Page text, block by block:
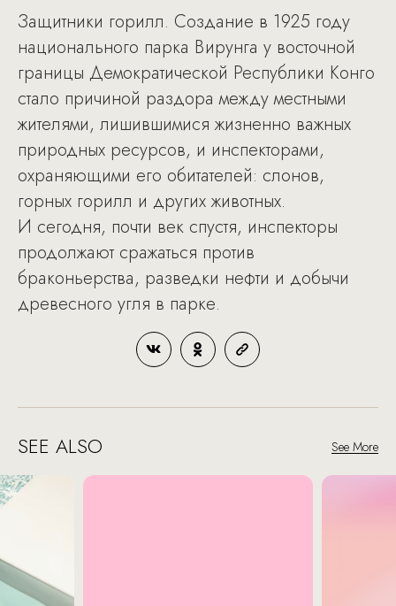
Защитники горилл. Создание в 1925 году
национального парка Вирунга у восточной
границы Демократической Республики Конго
стало причиной раздора между местными
жителями, лишившимися жизненно важных
природных ресурсов, и инспекторами,
охраняющими его обитателей: слонов,
горных горилл и других животных.
И сегодня, почти век спустя, инспекторы
продолжают сражаться против
браконьерства, разведки нефти и добычи
древесного угля в парке.
SEE ALSO See More